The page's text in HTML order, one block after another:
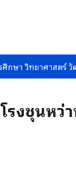
ศึกษา วิทยาศาสตร์
รงชุนห